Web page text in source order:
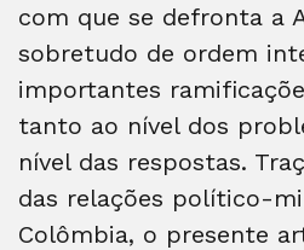
com que se defronta a
sobretudo de ordem
importantes
tanto ao nível dos
nível das respostas.
das relações político-
Colômbia, o presente